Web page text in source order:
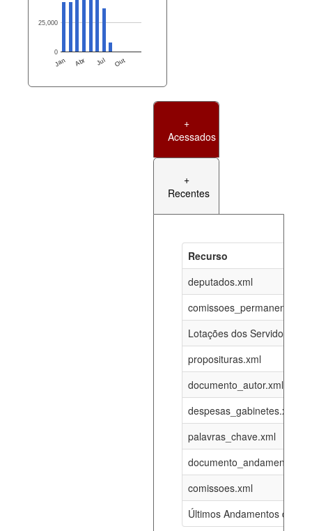
Jan Abr Jul Out
0
25,000
+
Acessados
+
Recentes
Recurso
deputados.xml
Lotações dos Servidores
proposituras.xml
documento_autor.xml
despesas_gabinetes.xml
palavras_chave.xml
documento_andamento.xml
comissoes.xml
Últimos Andamentos de
documento_andamento_atual.xml
10-08-
funcionarios_lotacoes.xml
funcionarios_cargos.xml 12-05-
10-08-
documento_andamento.xml 10-08-